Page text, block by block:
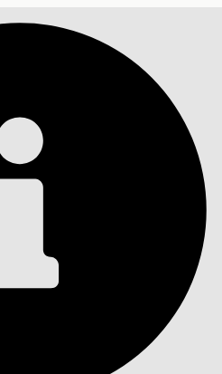
Buscar